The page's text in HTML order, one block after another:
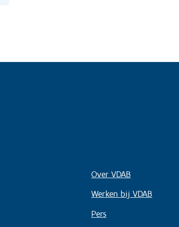
Over VDAB
Werken bij VDAB
Pers